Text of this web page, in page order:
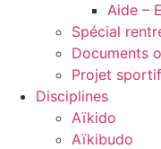
Aide –
Spécial
Documents
Projet
Disciplines
Aïkido
Aïkibudo